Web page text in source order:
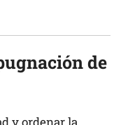
de
y ordenar la